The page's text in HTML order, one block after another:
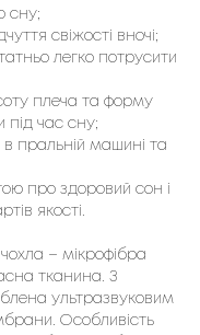
сну;
свіжості вночі;
легко потрусити
плеча та форму
під час сну;
пральній машині та
про здоровий сон і
якості.
– мікрофібра
тканина. З
ультразвуковим
Особливість